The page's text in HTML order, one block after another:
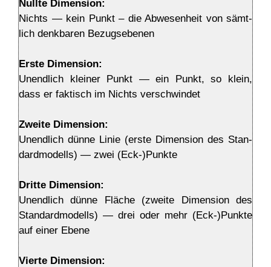
Null­te Dimen­si­on:
Nichts — kein Punkt – die Abwe­sen­heit von sämt­
lich denk­ba­ren Bezugs­ebe­nen
Ers­te Dimen­si­on:
Unend­lich klei­ner Punkt — ein Punkt, so klein,
dass er fak­tisch im Nichts ver­schwin­det
Zwei­te Dimen­si­on:
Unend­lich dün­ne Linie (ers­te Dimen­si­on des Stan­
dard­mo­dells) — zwei (Eck-)Punkte
Drit­te Dimen­si­on:
Unend­lich dün­ne Flä­che (zwei­te Dimen­si­on des
Stan­dard­mo­dells) — drei oder mehr (Eck-)Punkte
auf einer Ebe­ne
Vier­te Dimen­si­on: